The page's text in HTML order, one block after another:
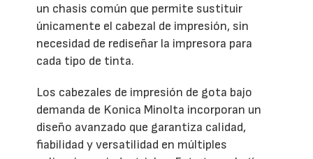
un chasis común que permite sustituir
únicamente el cabezal de impresión, sin
necesidad de rediseñar la impresora para
cada tipo de tinta.
Los cabezales de impresión de gota bajo
demanda de Konica Minolta incorporan un
diseño avanzado que garantiza calidad,
fiabilidad y versatilidad en múltiples